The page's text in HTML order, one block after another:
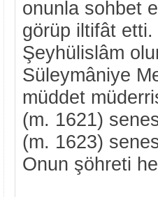
onunla sohbet
görüp iltifât etti.
Şeyhülislâm
Süleymâniye
müddet
(m. 1621)
(m. 1623)
Onun şöhreti